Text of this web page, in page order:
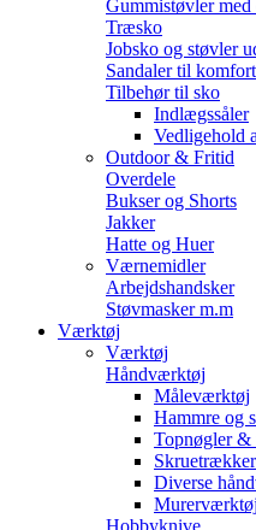
Gummistøvler med
Træsko
Jobsko og støvler
Sandaler til
Tilbehør til sko
Indlægssåler
Vedligehold
Outdoor & Fritid
Overdele
Bukser og Shorts
Jakker
Hatte og Huer
Værnemidler
Arbejdshandsker
Støvmasker m.m
Værktøj
Værktøj
Håndværktøj
Måleværktøj
Hammre og
Topnøgler &
Diverse
Murerværktøj
Hobbyknive